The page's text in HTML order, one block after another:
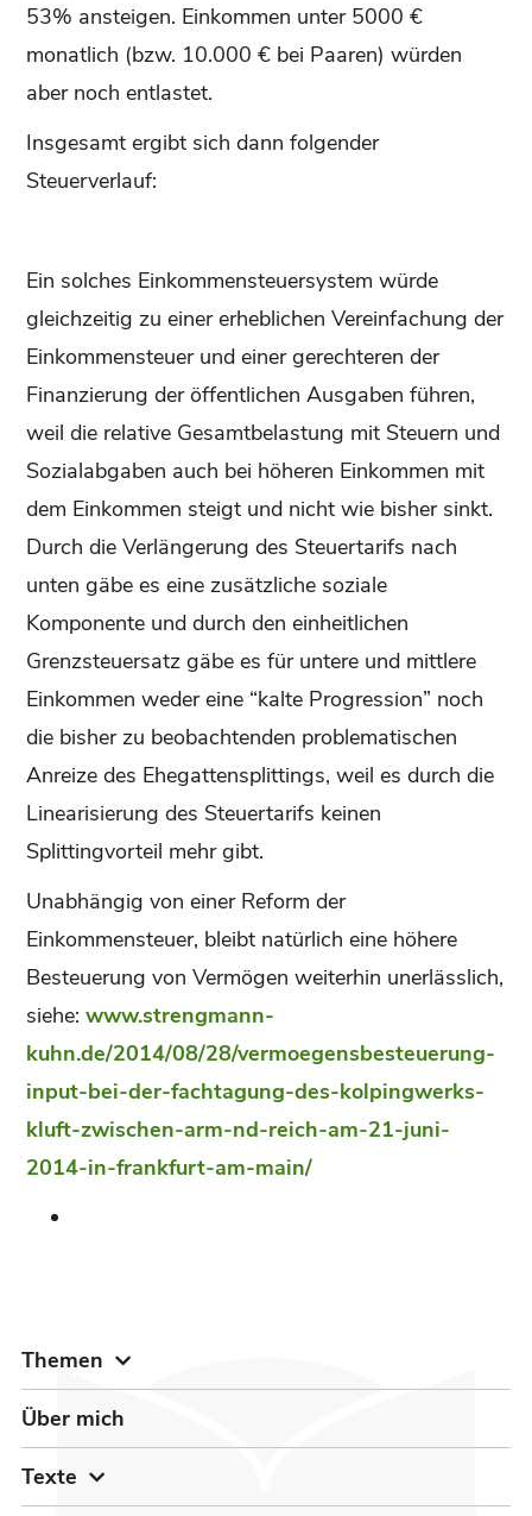
53% ansteigen. Einkommen unter 5000 €
monatlich (bzw. 10.000 € bei Paaren) würden
aber noch entlastet.
Insgesamt ergibt sich dann folgender
Steuerverlauf:
Ein solches Einkommensteuersystem würde
gleichzeitig zu einer erheblichen Vereinfachung der
Einkommensteuer und einer gerechteren der
Finanzierung der öffentlichen Ausgaben führen,
weil die relative Gesamtbelastung mit Steuern und
Sozialabgaben auch bei höheren Einkommen mit
dem Einkommen steigt und nicht wie bisher sinkt.
Durch die Verlängerung des Steuertarifs nach
unten gäbe es eine zusätzliche soziale
Komponente und durch den einheitlichen
Grenzsteuersatz gäbe es für untere und mittlere
Einkommen weder eine “kalte Progression” noch
die bisher zu beobachtenden problematischen
Anreize des Ehegattensplittings, weil es durch die
Linearisierung des Steuertarifs keinen
Splittingvorteil mehr gibt.
Unabhängig von einer Reform der
Einkommensteuer, bleibt natürlich eine höhere
Besteuerung von Vermögen weiterhin unerlässlich,
siehe:www.strengmann-
kuhn.de/2014/08/28/vermoegensbesteuerung-
input-bei-der-fachtagung-des-kolpingwerks-
kluft-zwischen-arm-nd-reich-am-21-juni-
2014-in-frankfurt-am-main/
Themen
Über mich
Texte